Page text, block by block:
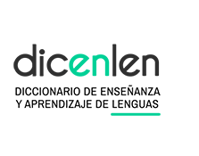
contenido
principal